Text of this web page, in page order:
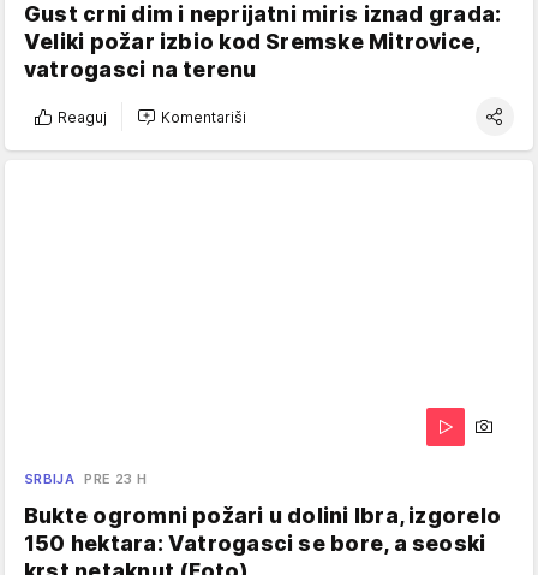
Gust crni dim i neprijatni miris iznad grada:
Veliki požar izbio kod Sremske Mitrovice,
vatrogasci na terenu
Reaguj Komentariši
SRBIJA PRE 23 H
Bukte ogromni požari u dolini Ibra, izgorelo
150 hektara: Vatrogasci se bore, a seoski